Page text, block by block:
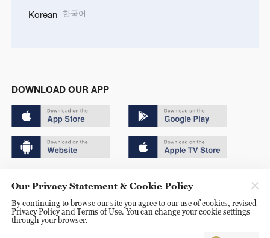
Korean 한국어
DOWNLOAD OUR APP
京ICP备20000184号
京公网安备 11010502050052号
Our Privacy Statement & Cookie Policy
By continuing to browse our site you agree to our use of cookies, revised
Privacy Policy and Terms of Use. You can change your cookie settings
through your browser.